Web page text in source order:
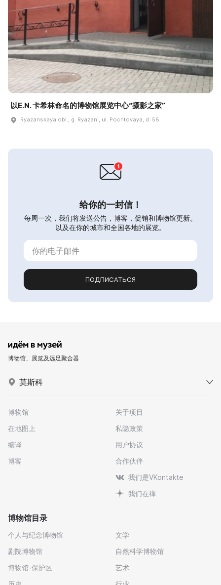
以E.N. 卡希林命名的博物馆展览中心“摄影之家”
Ryazanskaya obl., g. Ryazanʹ, ul. Pochtovaya, d. 58
给你的一封信！
每周一次，我们将发送公告，博客，促销和博物馆更新。
以及在你的城市和全国各地的展览。
ПОДПИСАТЬСЯ
博物馆、展览及远足聚合器
莫斯科
博物馆
在地图上
编译
博客
关于项目
私隐政策
用户协议
合作伙伴
我们是VKontakte
我们在禅
博物馆目录
个人与纪念博物馆
剧院博物馆
博物馆-保护区
文学
自然科学博物馆
艺术